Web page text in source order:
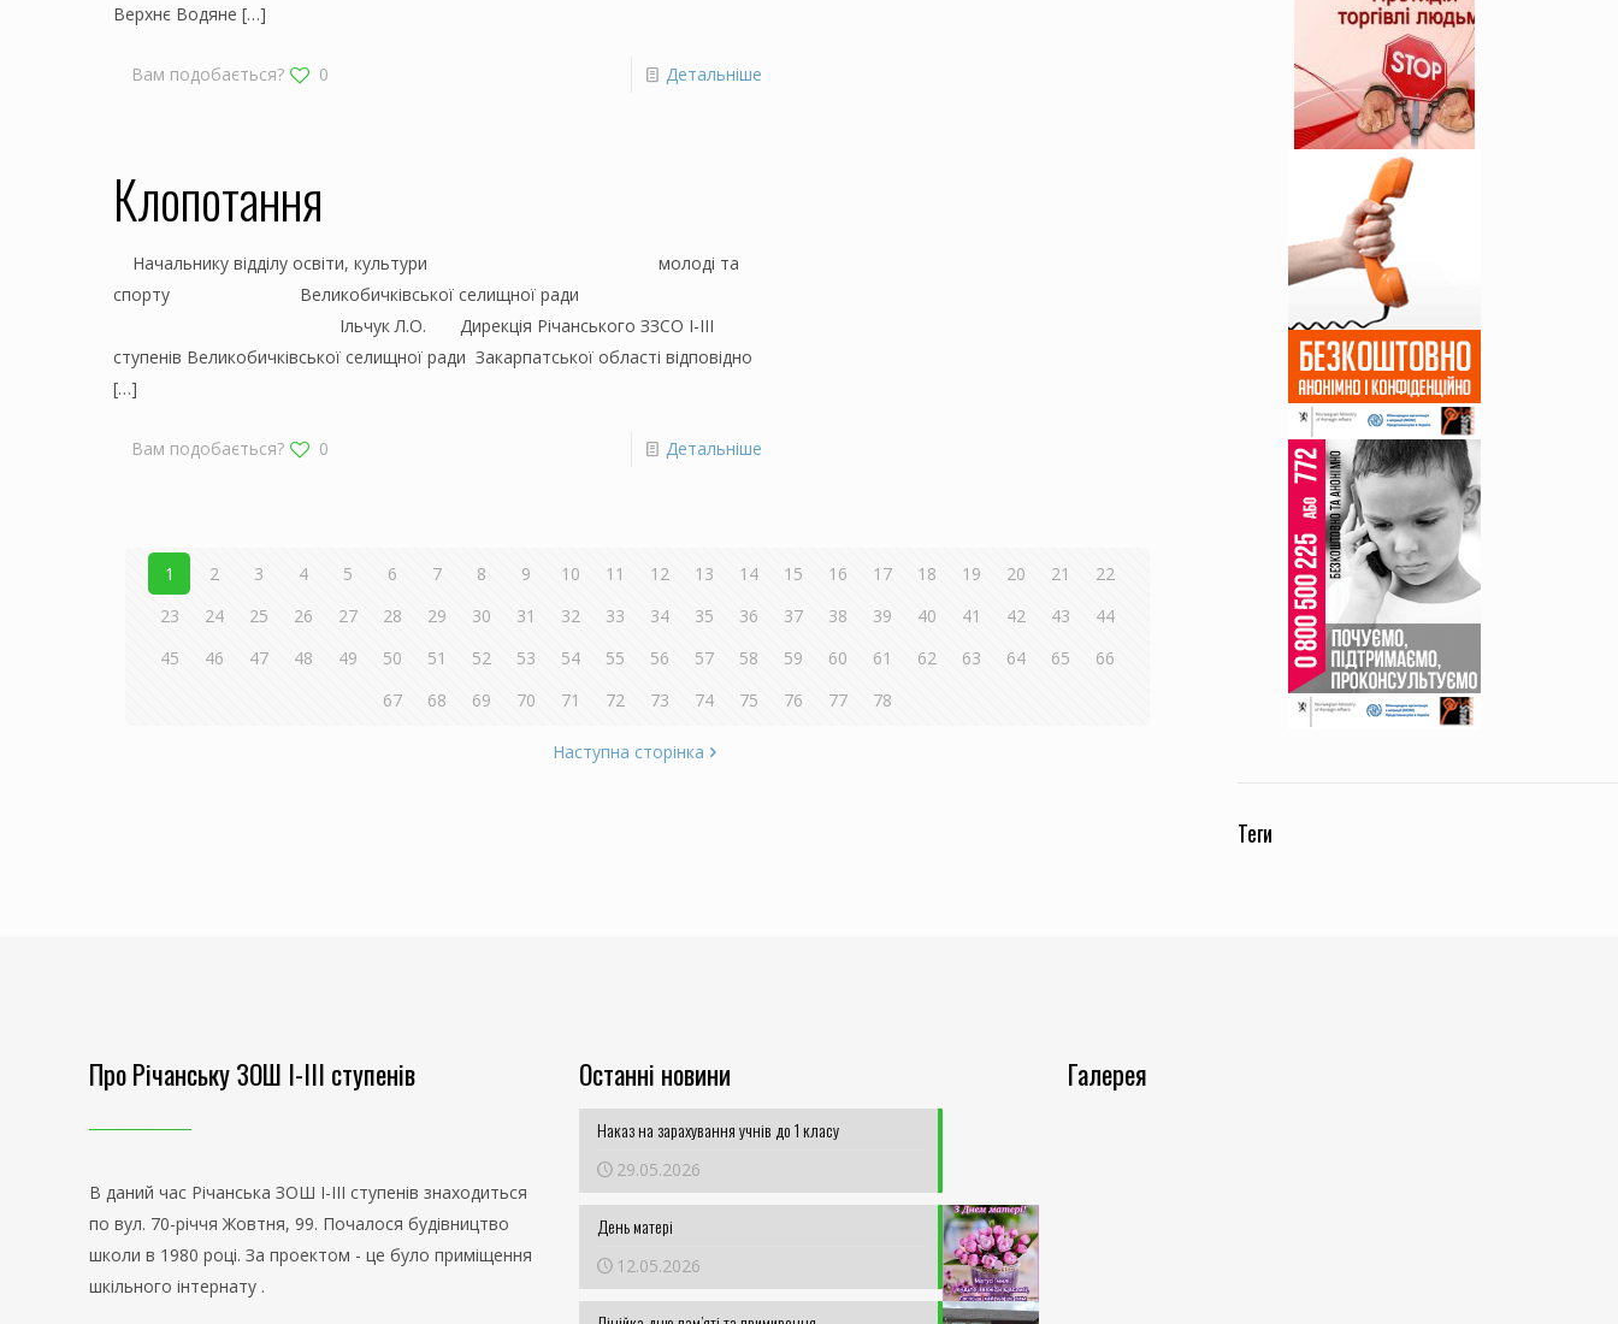
Верхнє Водяне […]
Вам подобається? 0 Детальніше
Клопотання
Начальнику відділу освіти, культури молоді та
спорту Великобичківської селищної ради
Ільчук Л.О. Дирекція Річанського ЗЗСО І-ІІІ
ступенів Великобичківської селищної ради Закарпатської області відповідно
[…]
Вам подобається? 0 Детальніше
1 2 3 4 5 6 7 8 9 10 11 12 13 14 15 16 17 18 19 20 21
22
23
24 25 26 27 28 29 30 31 32 33 34 35 36 37 38 39 40 41 42 43
44
45
46 47 48 49 50 51 52 53 54 55 56 57 58 59 60 61 62 63 64 65
66
67
68 69 70 71 72 73 74 75 76 77 78
Наступна сторінка
Теги
Про Річанську ЗОШ І-ІІІ ступенів
В даний час Річанська ЗОШ І-ІІІ ступенів знаходиться
по вул. 70-річчя Жовтня, 99. Почалося будівництво
школи в 1980 році. За проектом - це було приміщення
шкільного інтернату .
Останні новини
Наказ на зарахування учнів до 1 класу
29.05.2026
День матері
12.05.2026
Галерея